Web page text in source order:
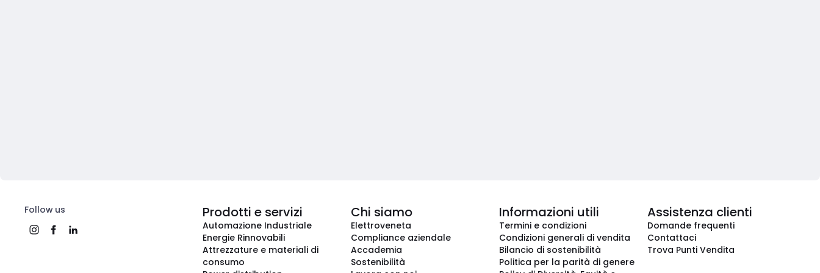
Follow us Prodotti e servizi
Automazione Industriale
Energie Rinnovabili
Attrezzature e materiali di
consumo
Chi siamo
Elettroveneta
Compliance aziendale
Accademia
Sostenibilità
Informazioni utili
Termini e condizioni
Condizioni generali di vendita
Bilancio di sostenibilità
Politica per la parità di genere
Assistenza clienti
Domande frequenti
Contattaci
Trova Punti Vendita